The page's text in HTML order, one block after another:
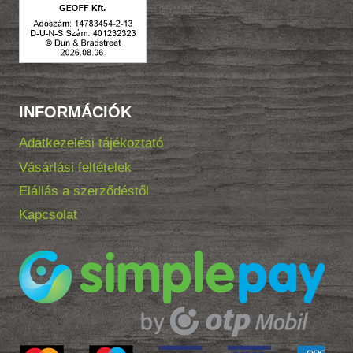
INFORMÁCIÓK
Adatkezelési tájékoztató
Vásárlási feltételek
Elállás a szerződéstől
Kapcsolat